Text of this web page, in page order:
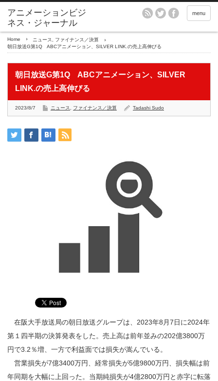
アニメーションビジ
ネス・ジャーナル
menu
Home ニュース
ファイナンス／決算
朝日放送G第1Q ABCアニメーション、SILVER LINK.の売上高伸びる
朝日放送G第1Q ABCアニメーション、SILVER
LINK.の売上高伸びる
2023/8/7 ニュース ファイナンス／決算 Tadashi Sudo
在阪大手放送局の朝日放送グループは、2023年8月7日に2024年
第１四半期の決算発表をした。売上高は前年並みの202億3800万
円で3.2％増、一方で利益面では損失が嵩んでいる。
営業損失が7億3400万円、経常損失が5億9800万円、損失幅は前
年同期を大幅に上回った。当期純損失が4億2800万円と赤字に転落